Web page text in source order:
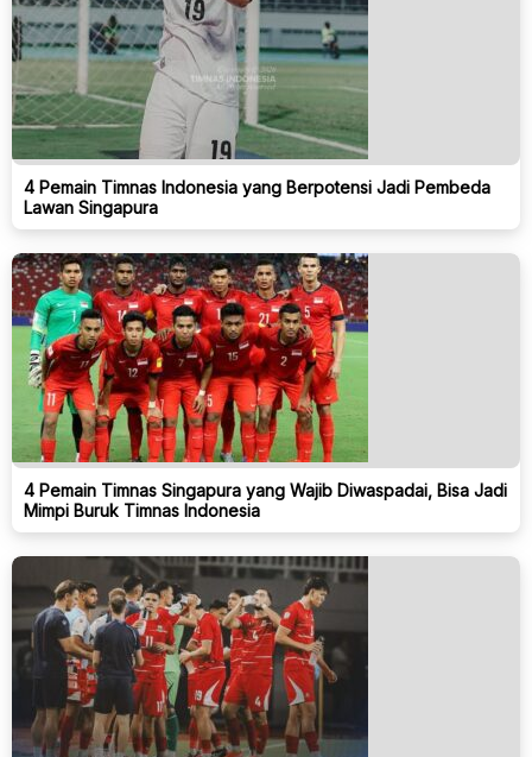
4 Pemain Timnas Indonesia yang Berpotensi Jadi Pembeda
Lawan Singapura
4 Pemain Timnas Singapura yang Wajib Diwaspadai, Bisa Jadi
Mimpi Buruk Timnas Indonesia